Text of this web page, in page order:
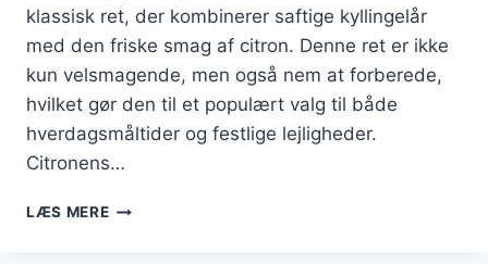
klassisk ret, der kombinerer saftige kyllingelår
med den friske smag af citron. Denne ret er ikke
kun velsmagende, men også nem at forberede,
hvilket gør den til et populært valg til både
hverdagsmåltider og festlige lejligheder.
Citronens…
LÆS MEREKYLLINGELÅR